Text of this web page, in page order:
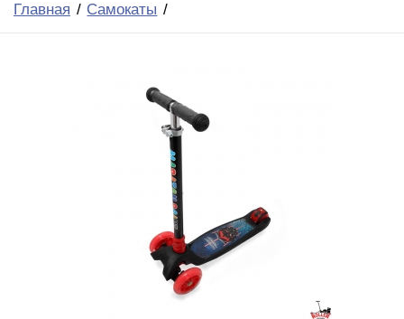
Главная Самокаты